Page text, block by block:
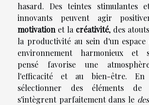
hasard. Des teintes stimulantes
innovants peuvent agir
motivation et la créativité, des
la productivité au sein d'un
environnement harmonieux et
pensé favorise une
l'efficacité et au bien-être. En
sélectionner des éléments
s'intègrent parfaitement dans le